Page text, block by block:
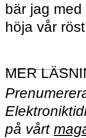
bär jag
höja vår
på vårt